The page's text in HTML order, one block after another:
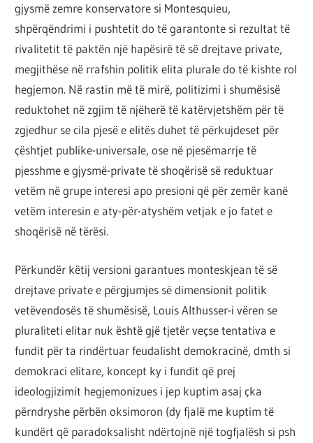
gjysmë zemre konservatore si Montesquieu,
shpërqëndrimi i pushtetit do të garantonte si rezultat të
rivalitetit të paktën një hapësirë të së drejtave private,
megjithëse në rrafshin politik elita plurale do të kishte rol
hegjemon. Në rastin më të mirë, politizimi i shumësisë
reduktohet në zgjim të njëherë të katërvjetshëm për të
zgjedhur se cila pjesë e elitës duhet të përkujdeset për
çështjet publike-universale, ose në pjesëmarrje të
pjesshme e gjysmë-private të shoqërisë së reduktuar
vetëm në grupe interesi apo presioni që për zemër kanë
vetëm interesin e aty-për-atyshëm vetjak e jo fatet e
shoqërisë në tërësi.
Përkundër këtij versioni garantues monteskjean të së
drejtave private e përgjumjes së dimensionit politik
vetëvendosës të shumësisë, Louis Althusser-i vëren se
pluraliteti elitar nuk është gjë tjetër veçse tentativa e
fundit për ta rindërtuar feudalisht demokracinë, dmth si
demokraci elitare, koncept ky i fundit që prej
ideologjizimit hegjemonizues i jep kuptim asaj çka
përndryshe përbën oksimoron (dy fjalë me kuptim të
kundërt që paradoksalisht ndërtojnë një togfjalësh si psh